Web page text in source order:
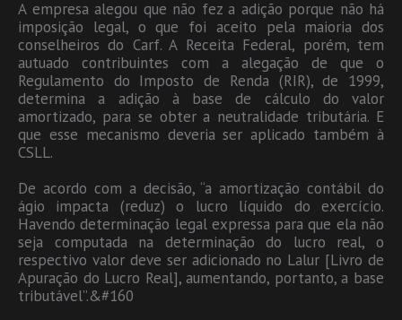
A empresa alegou que não fez a adição porque não há
imposição legal, o que foi aceito pela maioria dos
conselheiros do Carf. A Receita Federal, porém, tem
autuado contribuintes com a alegação de que o
Regulamento do Imposto de Renda (RIR), de 1999,
determina a adição à base de cálculo do valor
amortizado, para se obter a neutralidade tributária. E
que esse mecanismo deveria ser aplicado também à
CSLL.
De acordo com a decisão, “a amortização contábil do
ágio impacta (reduz) o lucro líquido do exercício.
Havendo determinação legal expressa para que ela não
seja computada na determinação do lucro real, o
respectivo valor deve ser adicionado no Lalur [Livro de
Apuração do Lucro Real], aumentando, portanto, a base
tributável”.&#160